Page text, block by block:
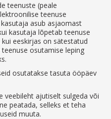
teenuste (peale
teenuse
asub asjaomast
kasutaja lõpetab teenuse
eeskirjas on sätestatud
osutamise leping
osutatakse tasuta ööpäev
veebileht ajutiselt sulgeda või
peatada, selleks et teha
muuta.